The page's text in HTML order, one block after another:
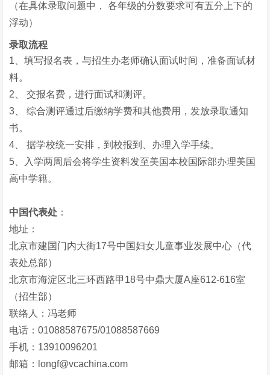
（在具体录取问题中， 各年级的分数要求可有五分上下的
浮动）
录取流程
1、填写报名表，与招生办老师确认面试时间，准备面试材
料。
2、 交报名费，进行面试和测评。
3、 综合测评通过后缴纳学费和其他费用，发放录取通知
书。
4、 据学校统一安排，到校报到、办理入学手续。
5、入学两周后会将学生资料发至美国本校国际部办理美国
高中学籍。
中国代表处 ：
地址：
北京市建国门内大街17号中国妇女儿童事业发展中心（代
表处总部）
北京市海淀区北三环西路甲18号中鼎大厦A座612-616室
（招生部）
联络人：冯老师
电话：01088587675/01088587669
手机：13910096201
邮箱：longf@vcachina.com